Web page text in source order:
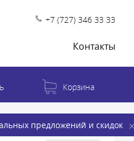
+7 (727) 346 33 33
Контакты
предложений и скидок
Корзина